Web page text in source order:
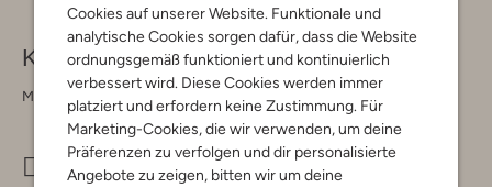
Cookies auf unserer Website. Funktionale und
analytische Cookies sorgen dafür, dass die Website
ordnungsgemäß funktioniert und kontinuierlich
verbessert wird. Diese Cookies werden immer
platziert und erfordern keine Zustimmung. Für
Marketing-Cookies, die wir verwenden, um deine
Präferenzen zu verfolgen und dir personalisierte
Angebote zu zeigen, bitten wir um deine
Kontakt
Montag - Freitag 09:00 - 17:00 uur